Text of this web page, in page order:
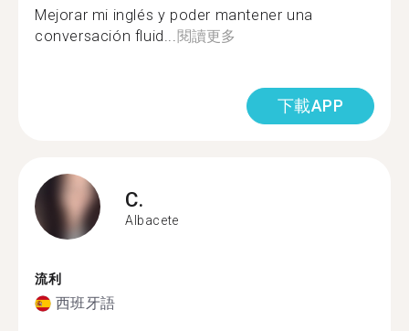
Mejorar mi inglés y poder mantener una
conversación fluid... 閱讀更多
下載APP
C.
Albacete
流利
西班牙語